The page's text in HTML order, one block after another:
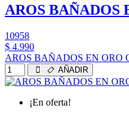
AROS BAÑADOS
10958
$ 4.990
AROS BAÑADOS EN ORO
AÑADIR
¡En oferta!